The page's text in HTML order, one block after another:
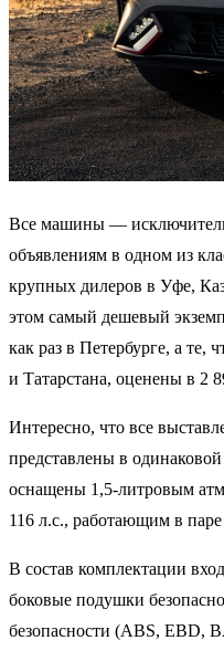
Все машины —
объявлениям в одном из
крупных дилеров в Уфе,
этом самый дешевый
как раз в Петербурге, а те,
и Татарстана, оценены в 2
Интересно, что все
представлены в
оснащены 1,5-литровым
116 л.с., работающим в
В состав комплектации
боковые подушки
безопасности (ABS, EBD,